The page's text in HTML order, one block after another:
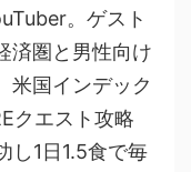
。ゲスト
済圏と男性向け
米国インデック
クエスト攻略
し1日1.5食で毎